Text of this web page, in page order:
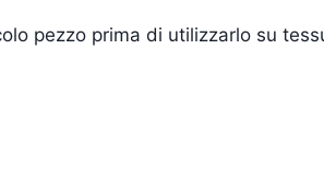
pezzo prima di utilizzarlo su